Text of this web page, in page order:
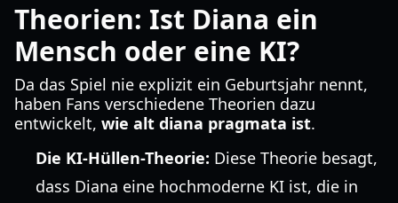
Theorien: Ist Diana ein
Mensch oder eine KI?
Da das Spiel nie explizit ein Geburtsjahr nennt,
haben Fans verschiedene Theorien dazu
entwickelt, wie alt diana pragmata ist.
Die KI-Hüllen-Theorie: Diese Theorie besagt,
dass Diana eine hochmoderne KI ist, die in